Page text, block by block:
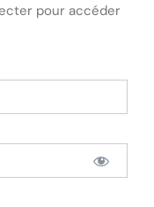
pour accéder